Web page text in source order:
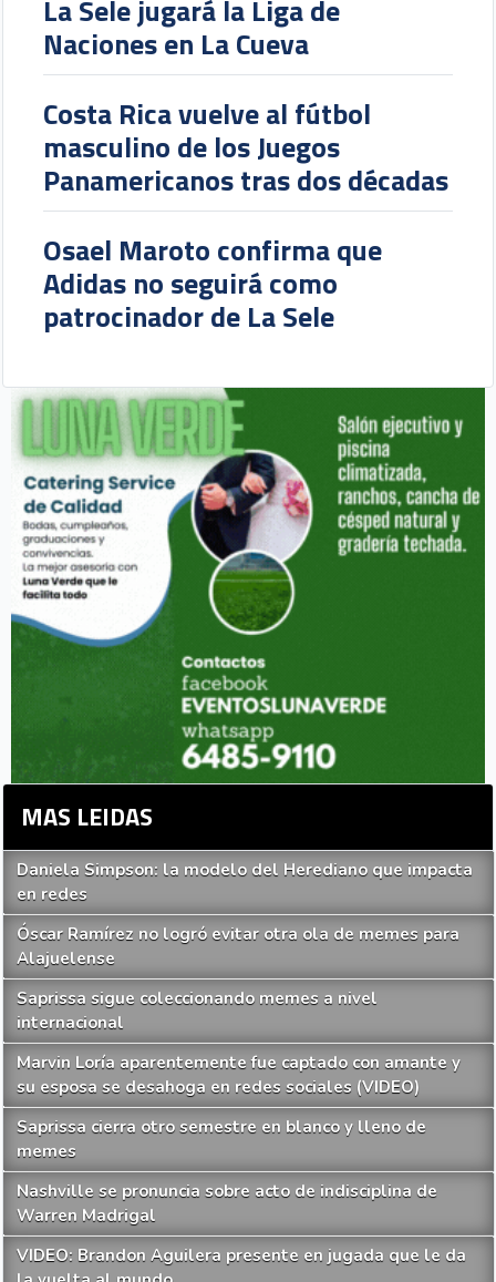
La Sele jugará la Liga de
Naciones en La Cueva
Costa Rica vuelve al fútbol
masculino de los Juegos
Panamericanos tras dos décadas
Osael Maroto confirma que
Adidas no seguirá como
patrocinador de La Sele
MAS LEIDAS
Daniela Simpson: la modelo del Herediano que impacta
en redes
Óscar Ramírez no logró evitar otra ola de memes para
Alajuelense
Saprissa sigue coleccionando memes a nivel
internacional
Marvin Loría aparentemente fue captado con amante y
su esposa se desahoga en redes sociales (VIDEO)
Saprissa cierra otro semestre en blanco y lleno de
memes
Nashville se pronuncia sobre acto de indisciplina de
Warren Madrigal
VIDEO: Brandon Aguilera presente en jugada que le da